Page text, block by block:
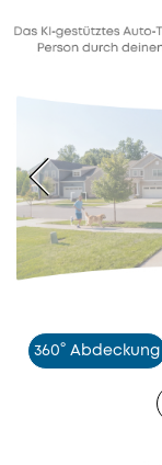
360° Abdeckung